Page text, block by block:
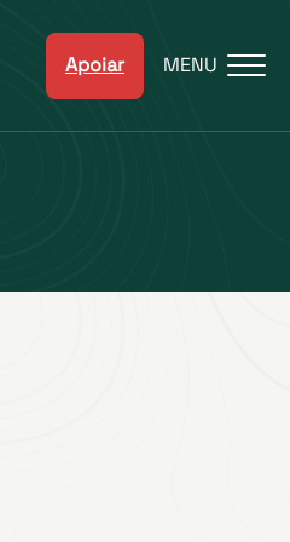
Apoiar MENU